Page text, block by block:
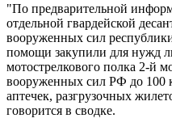
"По предварительной
отдельной гвардейской
вооруженных сил
помощи закупили для нужд
мотострелкового полка 2-й
вооруженных сил РФ до 100
аптечек, разгрузочных
говорится в сводке.